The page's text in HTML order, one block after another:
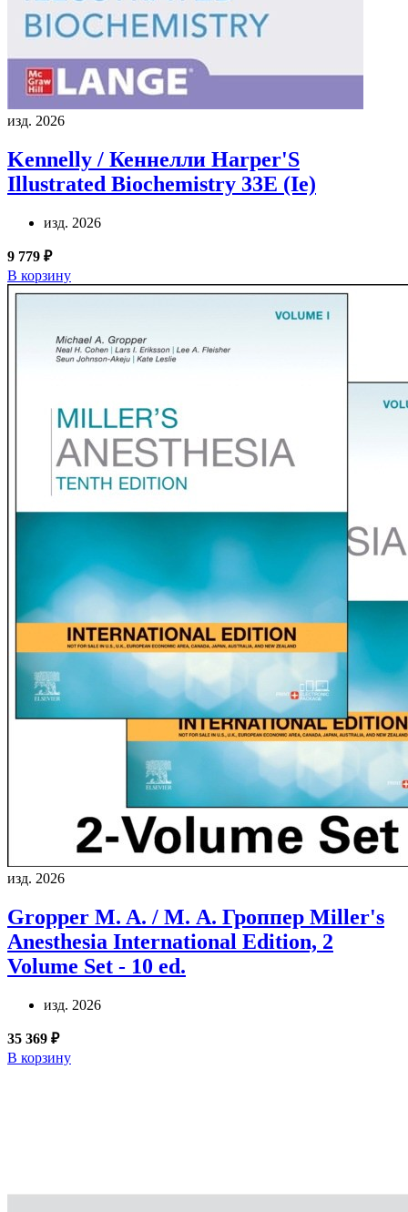
изд. 2026
Kennelly / Кеннелли Harper'S
Illustrated Biochemistry 33E (Ie)
изд. 2026
9 779 ₽
В корзину
изд. 2026
Gropper M. A. / М. А. Гроппер Miller's
Anesthesia International Edition, 2
Volume Set - 10 ed.
изд. 2026
35 369 ₽
В корзину